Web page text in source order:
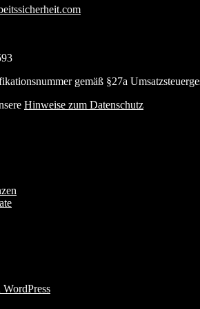
gemäß §27a
Hinweise zum Datenschutz